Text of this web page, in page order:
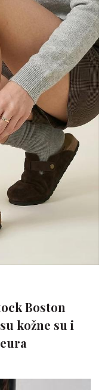
Boston
kožne su i